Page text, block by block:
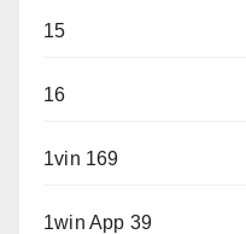
15
16
1vin 169
1win App 39